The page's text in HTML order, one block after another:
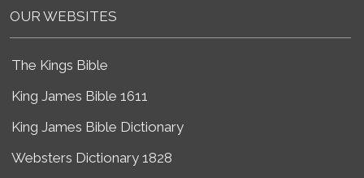
OUR WEBSITES
The Kings Bible
King James Bible 1611
King James Bible Dictionary
Websters Dictionary 1828